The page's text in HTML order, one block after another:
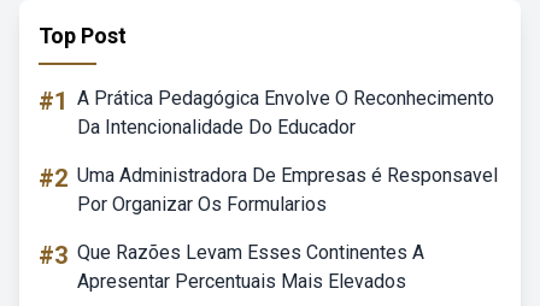
Top Post
#1 A Prática Pedagógica Envolve O Reconhecimento
Da Intencionalidade Do Educador
#2 Uma Administradora De Empresas é Responsavel
Por Organizar Os Formularios
#3 Que Razões Levam Esses Continentes A
Apresentar Percentuais Mais Elevados